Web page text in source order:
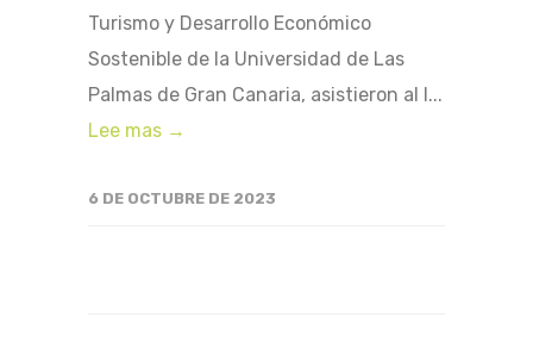
Turismo y Desarrollo Económico
Sostenible de la Universidad de Las
Palmas de Gran Canaria, asistieron al I...
Lee mas →
6 DE OCTUBRE DE 2023